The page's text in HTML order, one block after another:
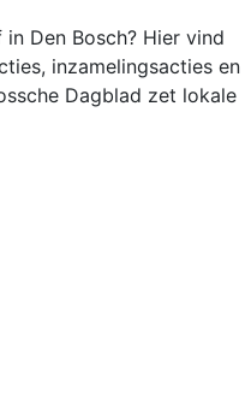
Den Bosch? Hier vind
inzamelingsacties en
Dagblad zet lokale